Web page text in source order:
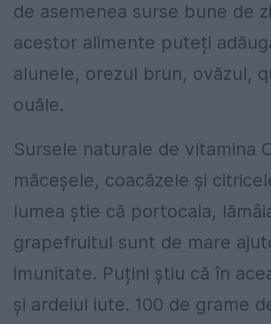
de asemenea surse bune de
acestor alimente puteți
alunele, orezul brun, ovăzul,
ouăle.
Sursele naturale de vitamina
măceșele, coacăzele și
lumea știe că portocala,
grapefruitul sunt de mare
imunitate. Puțini știu că în
și ardeiul iute. 100 de grame